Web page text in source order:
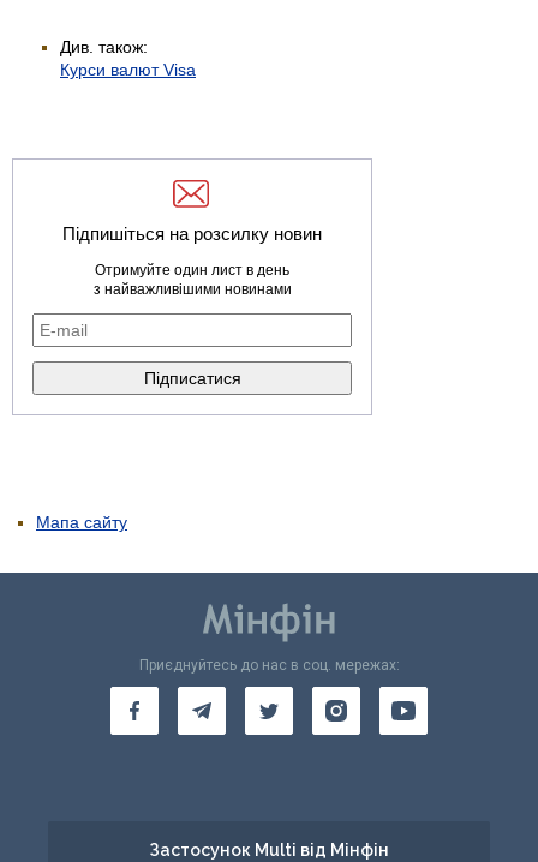
Див. також:
Курси валют Visa
Підпишіться на розсилку новин
Отримуйте один лист в день
з найважливішими новинами
Мапа сайту
Приєднуйтесь до нас в соц. мережах:
Застосунок Multi від Мінфін